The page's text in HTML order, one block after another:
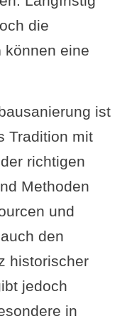
die
können eine
ist
Tradition mit
richtigen
Methoden
und
den
historischer
jedoch
in